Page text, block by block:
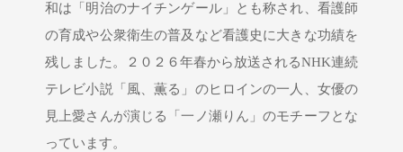
和は「明治のナイチンゲール」とも称され、看護師
の育成や公衆衛生の普及など看護史に大きな功績を
残しました。２０２６年春から放送されるNHK連続
テレビ小説「風、薫る」のヒロインの一人、女優の
見上愛さんが演じる「一ノ瀬りん」のモチーフとな
っています。